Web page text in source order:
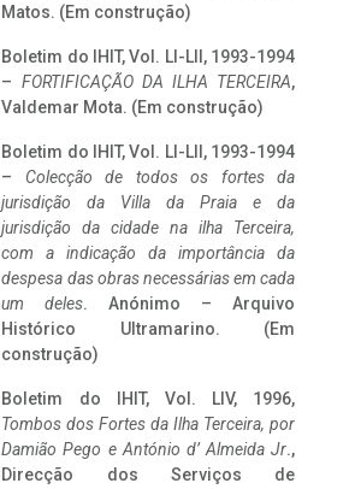
Matos. (Em construção)
Boletim do IHIT, Vol. LI-LII, 1993-1994
– FORTIFICAÇÃO DA ILHA TERCEIRA,
Valdemar Mota. (Em construção)
Boletim do IHIT, Vol. LI-LII, 1993-1994
– Colecção de todos os fortes da
jurisdição da Villa da Praia e da
jurisdição da cidade na ilha Terceira,
com a indicação da importância da
despesa das obras necessárias em cada
um deles. Anónimo – Arquivo
Histórico Ultramarino. (Em
construção)
Boletim do IHIT, Vol. LIV, 1996,
Tombos dos Fortes da Ilha Terceira, por
Damião Pego e António d’ Almeida Jr.,
Direcção dos Serviços de